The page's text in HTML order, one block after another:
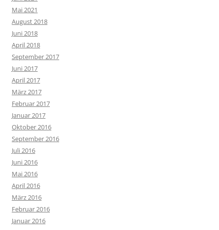
Mai 2021
August 2018
Juni 2018
April 2018
September 2017
Juni 2017
April 2017
März 2017
Februar 2017
Januar 2017
Oktober 2016
September 2016
Juli 2016
Juni 2016
Mai 2016
April 2016
März 2016
Februar 2016
Januar 2016